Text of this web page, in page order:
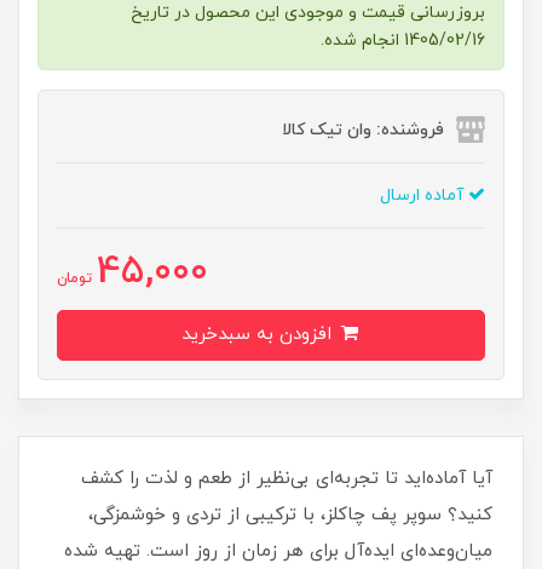
بروزرسانی قیمت و موجودی این محصول در تاریخ
1405/02/16 انجام شده.
فروشنده: وان تیک کالا
آماده ارسال
45,000 تومان
آیا آماده‌اید تا تجربه‌ای بی‌نظیر از طعم و لذت را کشف
کنید؟ سوپر پف چاکلز، با ترکیبی از تردی و خوشمزگی،
میان‌وعده‌ای ایده‌آل برای هر زمان از روز است. تهیه شده